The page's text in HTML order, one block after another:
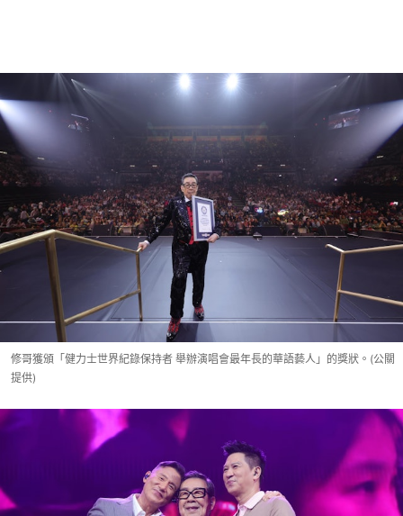
修哥獲頒「健力士世界紀錄保持者 舉辦演唱會最年長的華語藝人」的獎狀。(公關
提供)